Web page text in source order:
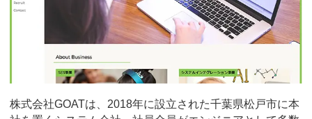
株式会社GOATは、2018年に設立された千葉県松戸市に本